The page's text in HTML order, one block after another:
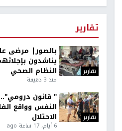
تقارير
تقارير
بالصور| مرضى
يناشدون
النظام الصحي
منذ 3 دقيقة
تقارير
" قانون
النفس وواقع
الاحتلال
6 أيام، 17 ساعة ago